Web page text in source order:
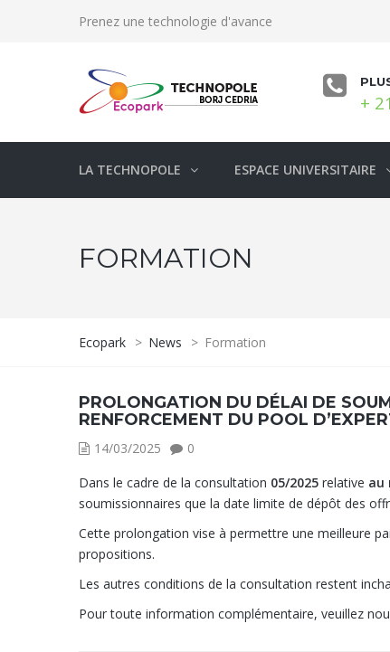
Prenez une technologie d'avance
+
LA TECHNOPOLE ESPACE UNIVERSITAIRE
FORMATION
Ecopark > News > Formation
PROLONGATION DU DÉLAI DE
RENFORCEMENT DU POOL
14/03/2025
0
Dans le cadre de la consultation 05/2025 relative au
soumissionnaires que la date limite de dépôt des
Cette prolongation vise à permettre une meilleure
propositions.
Les autres conditions de la consultation restent
Pour toute information complémentaire, veuillez